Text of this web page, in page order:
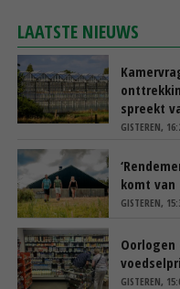
LAATSTE NIEUWS
spreekt
GISTEREN,
komt van
GISTEREN,
Oorlogen
GISTEREN,